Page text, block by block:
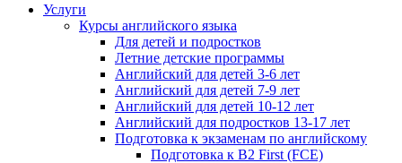
Услуги
Курсы английского языка
Для детей и подростков
Летние детские программы
Английский для детей 3-6 лет
Английский для детей 7-9 лет
Английский для детей 10-12 лет
Английский для подростков 13-17 лет
Подготовка к экзаменам по английскому
Подготовка к B2 First (FCE)